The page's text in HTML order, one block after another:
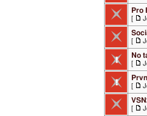
Pro
[
[
No
[
[
[